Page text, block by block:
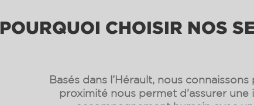
POURQUOI CHOISIR NOS
Basés dans l’Hérault, nous
proximité nous permet d’assurer